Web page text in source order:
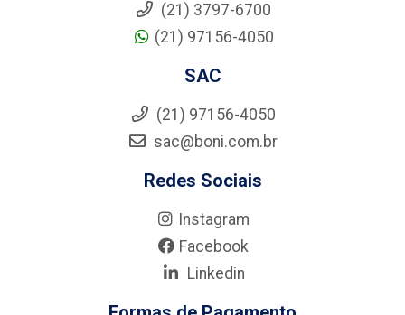
(21) 3797-6700
(21) 97156-4050
SAC
(21) 97156-4050
sac@boni.com.br
Redes Sociais
Instagram
Facebook
Linkedin